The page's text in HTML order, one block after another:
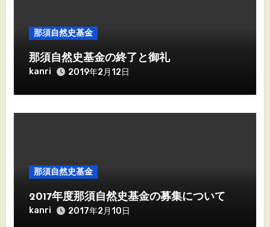
那須自然史基金
那須自然史基金の終了と御礼
kanri 2019年2月12日
那須自然史基金
2017年度那須自然史基金の募集について
kanri 2017年2月10日